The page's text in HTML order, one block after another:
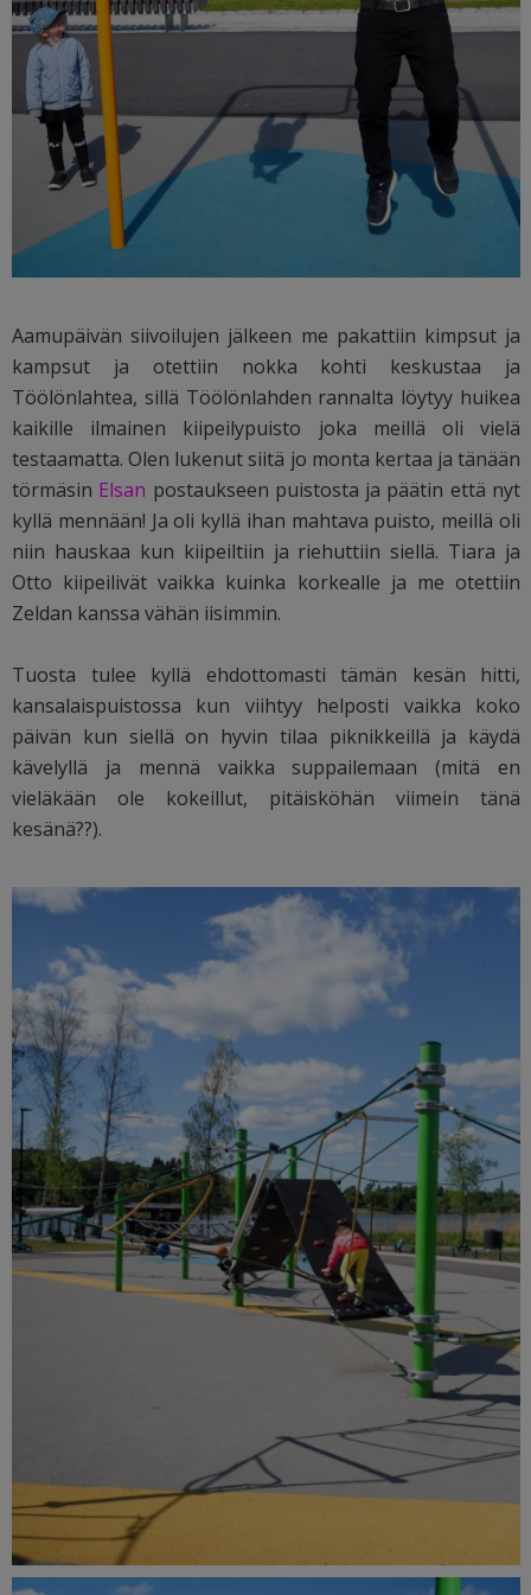
Aamupäivän siivoilujen jälkeen me pakattiin kimpsut ja
kampsut ja otettiin nokka kohti keskustaa ja
Töölönlahtea, sillä Töölönlahden rannalta löytyy huikea
kaikille ilmainen kiipeilypuisto joka meillä oli vielä
testaamatta. Olen lukenut siitä jo monta kertaa ja tänään
törmäsin Elsan postaukseen puistosta ja päätin että nyt
kyllä mennään! Ja oli kyllä ihan mahtava puisto, meillä oli
niin hauskaa kun kiipeiltiin ja riehuttiin siellä. Tiara ja
Otto kiipeilivät vaikka kuinka korkealle ja me otettiin
Zeldan kanssa vähän iisimmin.
Tuosta tulee kyllä ehdottomasti tämän kesän hitti,
kansalaispuistossa kun viihtyy helposti vaikka koko
päivän kun siellä on hyvin tilaa piknikkeillä ja käydä
kävelyllä ja mennä vaikka suppailemaan (mitä en
vieläkään ole kokeillut, pitäisköhän viimein tänä
kesänä??).